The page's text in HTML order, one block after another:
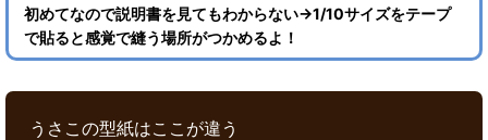
初めてなので説明書を見てもわからない→1/10サイズをテープ
で貼ると感覚で縫う場所がつかめるよ！
うさこの型紙はここが違う